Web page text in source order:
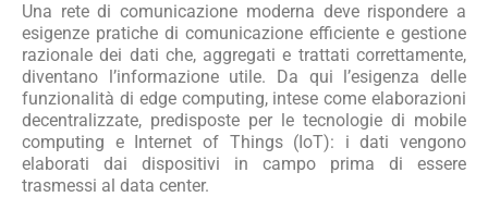
Una rete di comunicazione moderna deve rispondere a
esigenze pratiche di comunicazione efficiente e gestione
razionale dei dati che, aggregati e trattati correttamente,
diventano l’informazione utile. Da qui l’esigenza delle
funzionalità di edge computing, intese come elaborazioni
decentralizzate, predisposte per le tecnologie di mobile
computing e Internet of Things (IoT): i dati vengono
elaborati dai dispositivi in campo prima di essere
trasmessi al data center.